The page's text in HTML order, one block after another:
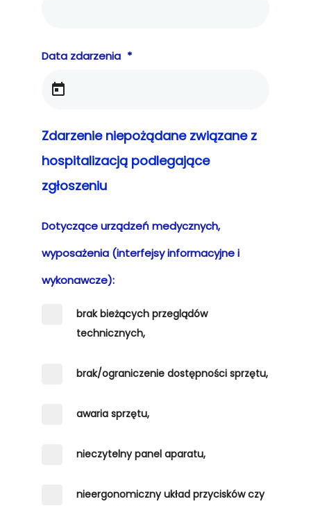
Data zdarzenia *
Zdarzenie niepożądane związane z
hospitalizacją podlegające
zgłoszeniu
Dotyczące urządzeń medycznych,
wyposażenia (interfejsy informacyjne i
wykonawcze):
brak bieżących przeglądów
technicznych,
brak/ograniczenie dostępności sprzętu,
awaria sprzętu,
nieczytelny panel aparatu,
nieergonomiczny układ przycisków czy